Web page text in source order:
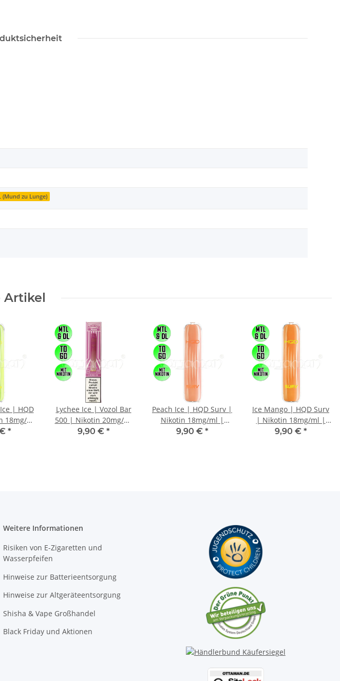
(Mund zu Lunge)
Artikel
| HQD
18mg/ml
/
*
Lychee Ice | Vozol Bar
500 | Nikotin 20mg/ml
| Einweg E-Zigarette /
9,90 € *
Peach Ice | HQD Surv |
Nikotin 18mg/ml |
Einweg E-Zigarette / E-
9,90 € *
Ice Mango | HQD Surv
| Nikotin 18mg/ml |
Einweg E-Zigarette / E-
9,90 € *
Weitere Informationen
Risiken von E-Zigaretten und
Wasserpfeifen
Hinweise zur Batterieentsorgung
Hinweise zur Altgeräteentsorgung
Shisha & Vape Großhandel
Black Friday und Aktionen